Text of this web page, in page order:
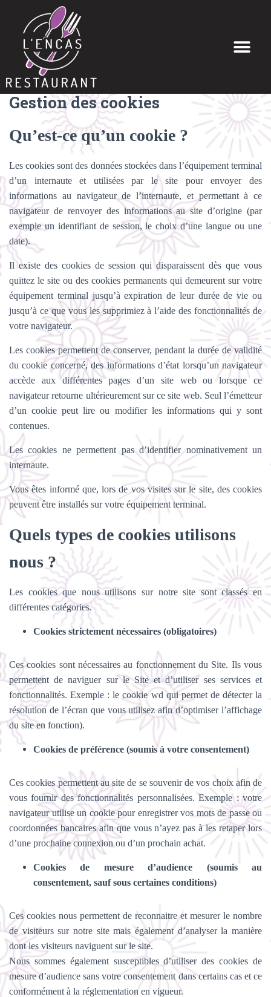
Gestion des cookies
Qu’est-ce qu’un cookie ?
Les cookies sont des données stockées dans l’équipement terminal
d’un internaute et utilisées par le site pour envoyer des
informations au navigateur de l’internaute, et permettant à ce
navigateur de renvoyer des informations au site d’origine (par
exemple un identifiant de session, le choix d’une langue ou une
date).
Il existe des cookies de session qui disparaissent dès que vous
quittez le site ou des cookies permanents qui demeurent sur votre
équipement terminal jusqu’à expiration de leur durée de vie ou
jusqu’à ce que vous les supprimiez à l’aide des fonctionnalités de
votre navigateur.
Les cookies permettent de conserver, pendant la durée de validité
du cookie concerné, des informations d’état lorsqu’un navigateur
accède aux différentes pages d’un site web ou lorsque ce
navigateur retourne ultérieurement sur ce site web. Seul l’émetteur
d’un cookie peut lire ou modifier les informations qui y sont
contenues.
Les cookies ne permettent pas d’identifier nominativement un
internaute.
Vous êtes informé que, lors de vos visites sur le site, des cookies
peuvent être installés sur votre équipement terminal.
Quels types de cookies utilisons
nous ?
Les cookies que nous utilisons sur notre site sont classés en
différentes catégories.
Cookies strictement nécessaires (obligatoires)
Ces cookies sont nécessaires au fonctionnement du Site. Ils vous
permettent de naviguer sur le Site et d’utiliser ses services et
fonctionnalités. Exemple : le cookie wd qui permet de détecter la
résolution de l’écran que vous utilisez afin d’optimiser l’affichage
du site en fonction).
Cookies de préférence (soumis à votre consentement)
Ces cookies permettent au site de se souvenir de vos choix afin de
vous fournir des fonctionnalités personnalisées. Exemple :votre
navigateur utilise un cookie pour enregistrer vos mots de passe ou
coordonnées bancaires afin que vous n’ayez pas à les retaper lors
d’une prochaine connexion ou d’un prochain achat.
Cookies de mesure d’audience (soumis au
consentement, sauf sous certaines conditions)
Ces cookies nous permettent de reconnaitre et mesurer le nombre
de visiteurs sur notre site mais également d’analyser la manière
dont les visiteurs naviguent sur le site.
Nous sommes également susceptibles d’utiliser des cookies de
mesure d’audience sans votre consentement dans certains cas et ce
conformément à la réglementation en vigueur.